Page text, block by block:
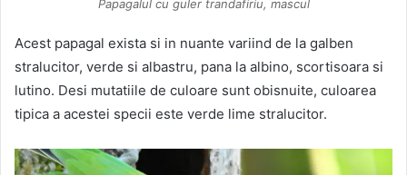
Papagalul cu guler trandafiriu, mascul
Acest papagal exista si in nuante variind de la galben
stralucitor, verde si albastru, pana la albino, scortisoara si
lutino. Desi mutatiile de culoare sunt obisnuite, culoarea
tipica a acestei specii este verde lime stralucitor.